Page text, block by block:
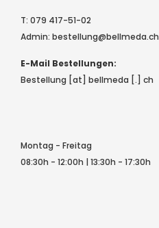
T: 079 417-51-02
Admin: bestellung@bellmeda.ch
E-Mail Bestellungen:
Bestellung [at] bellmeda [.] ch
Montag - Freitag
08:30h - 12:00h | 13:30h - 17:30h